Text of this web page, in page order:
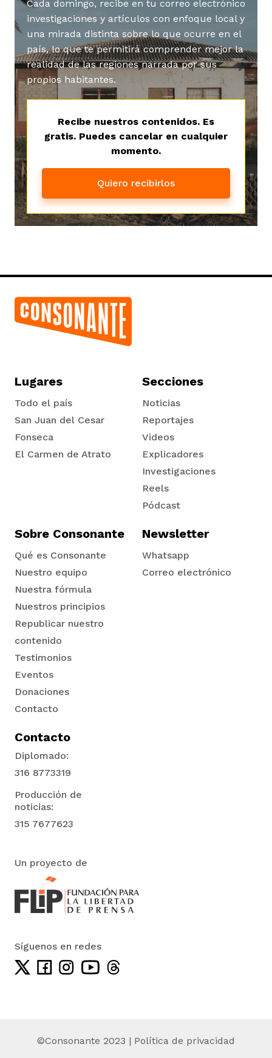
Cada domingo, recibe en tu correo electrónico
investigaciones y artículos con enfoque local y
una mirada distinta sobre lo que ocurre en el
país, lo que te permitirá comprender mejor la
realidad de las regiones narrada por sus
propios habitantes.
Recibe nuestros contenidos. Es
gratis. Puedes cancelar en cualquier
momento.
Quiero recibirlos
Lugares
Todo el país
San Juan del Cesar
Fonseca
El Carmen de Atrato
Secciones
Noticias
Reportajes
Videos
Explicadores
Investigaciones
Reels
Pódcast
Sobre Consonante
Qué es Consonante
Nuestro equipo
Nuestra fórmula
Nuestros principios
Republicar nuestro
contenido
Testimonios
Eventos
Donaciones
Contacto
Newsletter
Whatsapp
Correo electrónico
Contacto
Diplomado:
316 8773319
Producción de
noticias:
315 7677623
Un proyecto de
Síguenos en redes
©Consonante 2023 | Política de privacidad
del Cesar
Ana